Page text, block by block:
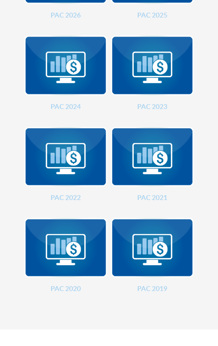
PAC 2026 PAC 2025
PAC 2024 PAC 2023
PAC 2022 PAC 2021
PAC 2020 PAC 2019